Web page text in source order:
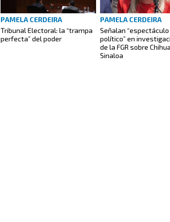
PAMELA CERDEIRA
Tribunal Electoral: la “trampa
perfecta” del poder
PAMELA CERDEIRA
Señalan “espectáculo
político” en
de la FGR sobre
Sinaloa